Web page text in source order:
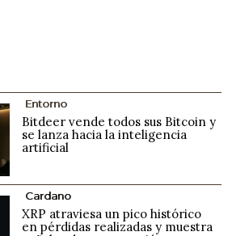
Entorno
Bitdeer vende todos sus Bitcoin y
se lanza hacia la inteligencia
artificial
Cardano
XRP atraviesa un pico histórico
en pérdidas realizadas y muestra